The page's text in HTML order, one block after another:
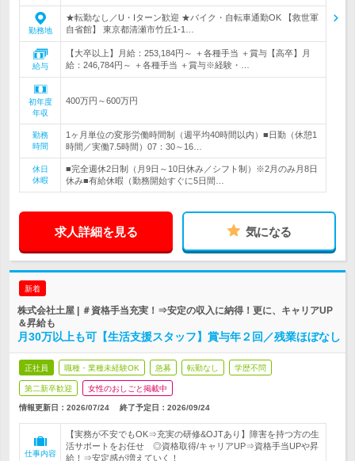
勤務地
★転勤なし／U・Iターン歓迎 ★バイク・自転車通勤OK 【救世軍
自省館】 東京都清瀬市竹丘1-1…
給与
【大卒以上】月給：253,184円～ ＋各種手当 ＋賞与【高卒】月
給：246,784円～ ＋各種手当 ＋賞与※経験・…
初年度
年収
400万円～600万円
勤務
時間
1ヶ月単位の変形労働時間制（週平均40時間以内）■日勤（休憩1
時間／実働7.5時間）07：30～16…
休日
休暇
■完全週休2日制（月9日～10日休み／シフト制）※2月のみ月8日
休み■有給休暇（勤務開始すぐに5日間…
求人詳細を見る 気になる
新着
株式会社土屋 | ＃資格手当充実！⇒安定の収入に納得！更に、キャリアUP
＆昇給も
月30万以上も可【生活支援スタッフ】賞与年２回／残業ほぼなし
正社員 職種・業種未経験OK 急募 転勤なし 学歴不問
第二新卒歓迎 女性のおしごと掲載中
情報更新日：2026/07/24 終了予定日： 2026/09/24
仕事内容
【実務が不安でもOK⇒充実の研修&OJTあり】障害を持つ方の生
活サポートをお任せ ◎資格取得/キャリアUP⇒資格手当UPや昇
給！⇒安定感が増えていく！